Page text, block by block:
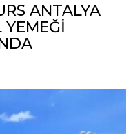
ANTALYA
YEMEĞİ